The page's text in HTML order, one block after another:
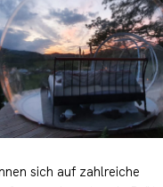
sich auf zahlreiche